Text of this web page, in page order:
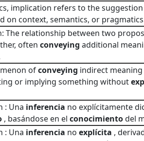
implication refers to the
on context, semantics, or
The relationship between two
often conveying additional
ofconveying indirect
or implying something without
: Una inferencia no explícitamente
, basándose en el conocimientodel
: Una inferencia no explícita ,